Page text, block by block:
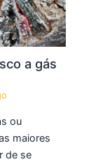
a gás
ou
maiores
de se